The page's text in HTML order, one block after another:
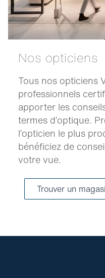
Nos opticiens
Tous nos opticiens
professionnels
apporter les
termes d’optique.
l’opticien le plus
bénéficiez de
votre vue.
Trouver un